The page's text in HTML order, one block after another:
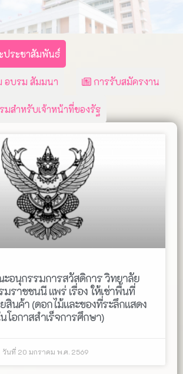
ประชาสัมพันธ์
อบรม สัมมนา การรับสมัครงาน
มสำหรับเจ้าหน้าที่ของรัฐ
อนุกรรมการสวัสดิการ วิทยาลัย
ราชชนนี แพร่ เรื่อง ให้เช่าพื้นที่
สินค้า (ดอกไม้และของที่ระลึกแสดง
โอกาสสำเร็จการศึกษา)
วันที่ 20 มกราคม พ.ศ. 2569